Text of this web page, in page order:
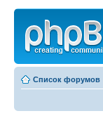
Список форумов